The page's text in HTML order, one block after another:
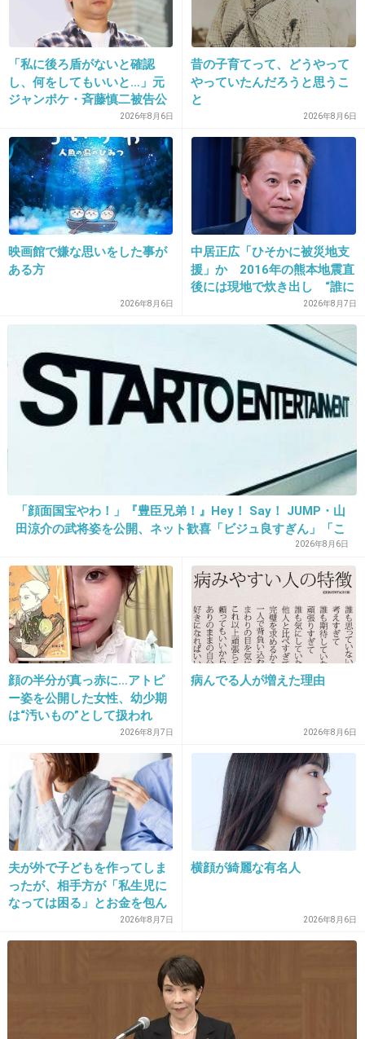
26. 匿名2018/01/08(月) 09:34:55
YOSHIKIもGacktも生まれは庶民のくせに無理
+1249
27. 匿名2018/01/08(月) 09:34:55
お箸と言えばクワマン！
+1797 -7
28. 匿名 2018/01/08(月) 09:35:06
29. 匿名2018/01/08(月) 09:34:58
高畑充希はドラマの時の食べ方も汚い
のかな
+1072 -18
30. 匿名2018/01/08(月) 09:35:28
>>20
鶴瓶さんと土田晃之の持ち方、気になりますよ
ね。
同じ系統。
+470
31. 匿名2018/01/08(月) 09:35:57
気になりますよ。
お箸の持ち方って大事ですよ。
+725
「私に後ろ盾がないと確認
し、何をしてもいいと…」元
ジャンポケ・斉藤慎二被告公
2026年8月6日
昔の子育てって、どうやって
やっていたんだろうと思うこ
と
2026年8月6日
映画館で嫌な思いをした事が
ある方
2026年8月6日
中居正広「ひそかに被災地支
援」か 2016年の熊本地震直
後には現地で炊き出し “誰に
も知られなくて良い”と、むし
ろ強まる福祉活動への思い
2026年8月7日
「顔面国宝やわ！」『豊臣兄弟！』Hey！ Say！ JUMP・山
田涼介の武将姿を公開、ネット歓喜「ビジュ良すぎん」「こ
2026年8月6日
顔の半分が真っ赤に…アトピ
ー姿を公開した女性、幼少期
は“汚いもの”として扱われ
「人に触れる行為に罪悪感を
持っていた」
2026年8月7日
病んでる人が増えた理由
2026年8月6日
夫が外で子どもを作ってしま
ったが、相手方が「私生児に
なっては困る」とお金を包ん
で頭を下げに来ても応じず、
晩年まで離婚に応じなかった
る」「これ本人幸せなの？」
2026年8月7日
横顔が綺麗な有名人
2026年8月6日